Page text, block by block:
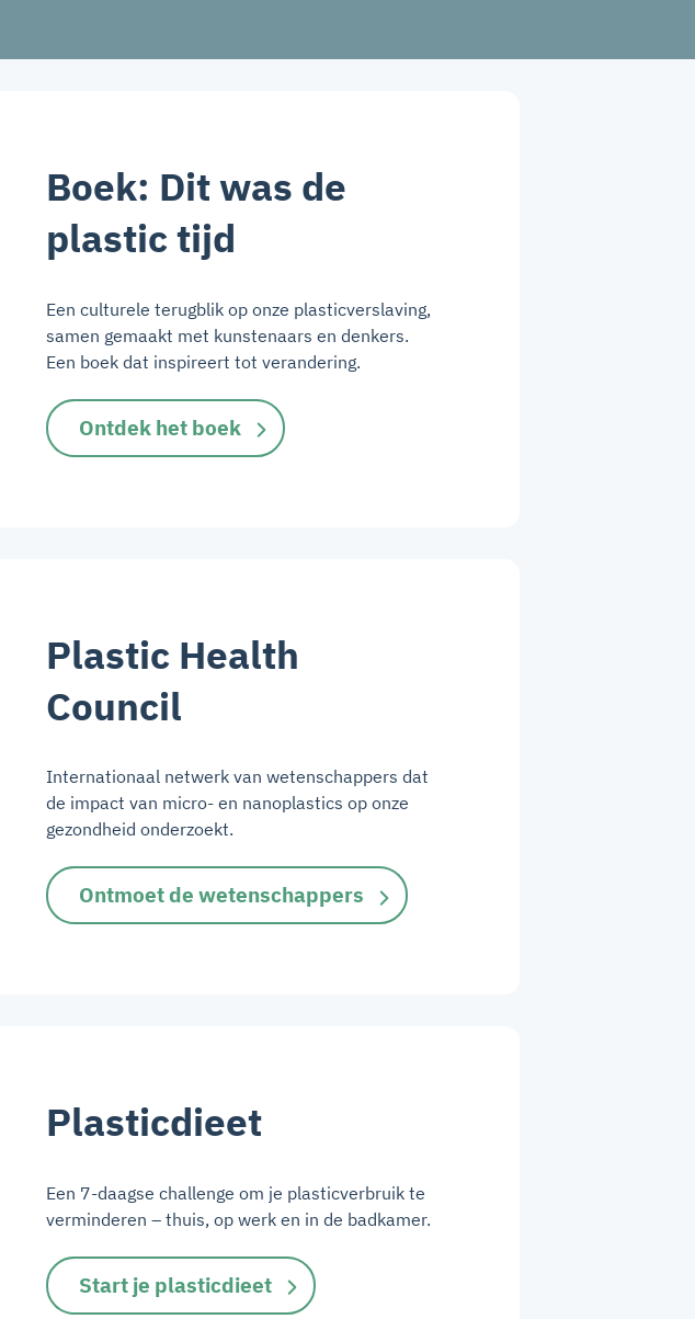
Boek: Dit was de
plastic tijd
Een culturele terugblik op onze plasticverslaving,
samen gemaakt met kunstenaars en denkers.
Een boek dat inspireert tot verandering.
Ontdek het boek
Plastic Health
Council
Internationaal netwerk van wetenschappers dat
de impact van micro- en nanoplastics op onze
gezondheid onderzoekt.
Ontmoet de wetenschappers
Plasticdieet
Een 7-daagse challenge om je plasticverbruik te
verminderen – thuis, op werk en in de badkamer.
Start je plasticdieet